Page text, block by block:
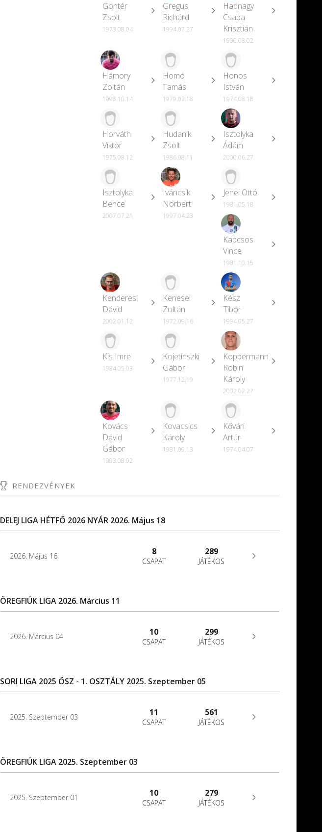
Göntér
Zsolt
1973.08.04
Gregus
Richárd
1994.07.27
Hadnagy
Csaba
Krisztián
1990.08.02
Hámory
Zoltán
1998.10.14
Homó
Tamás
1979.03.18
Honos
István
1974.08.18
Horváth
Viktor
1975.08.12
Hudanik
Zsolt
1986.08.11
Isztolyka
Ádám
2000.06.27
Isztolyka
Bence
2007.07.21
Iváncsik
Norbert
1997.04.23
Jenei Ottó
1981.05.18
Kapcsos
Vince
1981.10.15
Kenderesi
Dávid
2002.01.12
Kenesei
Zoltán
1972.09.16
Kész
Tibor
1994.05.27
Kis Imre
1984.05.03
Kojetinszki
Gábor
1977.12.19
Koppermann
Robin
Károly
2002.02.27
Kovács
Dávid
Gábor
1993.08.02
Kovacsics
Károly
1981.09.13
Kővári
Artúr
1974.04.07
RENDEZVÉNYEK
DELEJ LIGA HÉTFŐ 2026 NYÁR 2026. Május 18
2026. Május 16 8
CSAPAT
289
JÁTÉKOS
ÖREGFIÚK LIGA 2026. Március 11
2026. Március 04 10
CSAPAT
299
JÁTÉKOS
SORI LIGA 2025 ŐSZ - 1. OSZTÁLY 2025. Szeptember 05
2025. Szeptember 03 11
CSAPAT
561
JÁTÉKOS
ÖREGFIÚK LIGA 2025. Szeptember 03
2025. Szeptember 01 10
CSAPAT
279
JÁTÉKOS